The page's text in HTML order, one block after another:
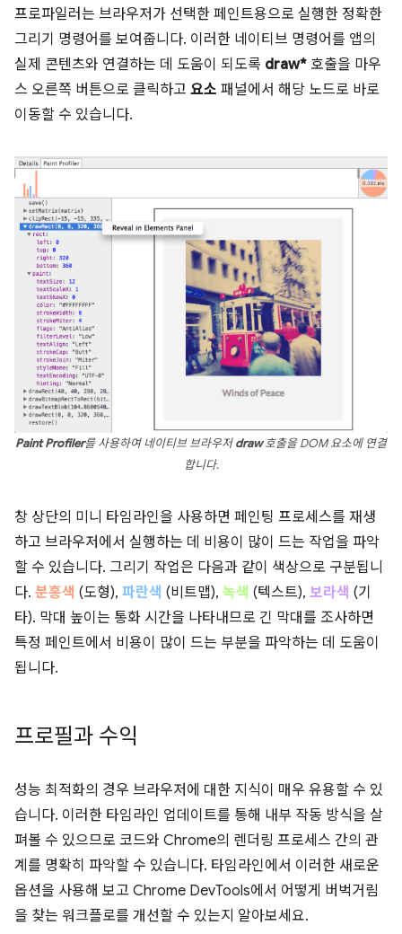
프로파일러는 브라우저가 선택한 페인트용으로 실행한 정확한
그리기 명령어를 보여줍니다. 이러한 네이티브 명령어를 앱의
실제 콘텐츠와 연결하는 데 도움이 되도록 draw* 호출을 마우
스 오른쪽 버튼으로 클릭하고 요소 패널에서 해당 노드로 바로
이동할 수 있습니다.
Paint Profiler를 사용하여 네이티브 브라우저draw호출을 DOM 요소에 연결
합니다.
창 상단의 미니 타임라인을 사용하면 페인팅 프로세스를 재생
하고 브라우저에서 실행하는 데 비용이 많이 드는 작업을 파악
할 수 있습니다. 그리기 작업은 다음과 같이 색상으로 구분됩니
다. 분홍색 (도형), 파란색 (비트맵), 녹색 (텍스트), 보라색 (기
타). 막대 높이는 통화 시간을 나타내므로 긴 막대를 조사하면
특정 페인트에서 비용이 많이 드는 부분을 파악하는 데 도움이
됩니다.
프로필과 수익
성능 최적화의 경우 브라우저에 대한 지식이 매우 유용할 수 있
습니다. 이러한 타임라인 업데이트를 통해 내부 작동 방식을 살
펴볼 수 있으므로 코드와 Chrome의 렌더링 프로세스 간의 관
계를 명확히 파악할 수 있습니다. 타임라인에서 이러한 새로운
옵션을 사용해 보고 Chrome DevTools에서 어떻게 버벅거림
을 찾는 워크플로를 개선할 수 있는지 알아보세요.